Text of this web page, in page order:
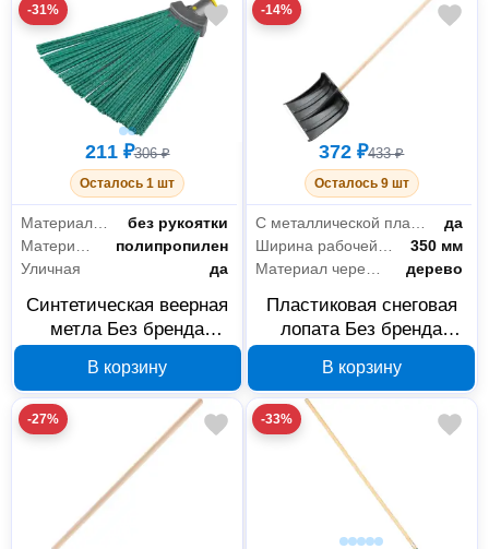
-31%
211 ₽306 ₽
Осталось 1 шт
без рукоятки
полипропилен
Уличная
да
Синтетическая веерная
метла Без бренда
В корзину
-14%
372 ₽433 ₽
Осталось 9 шт
да
350 мм
дерево
Пластиковая снеговая
лопата Без бренда
деревянным черенком
6157452
В корзину
-27% -33%